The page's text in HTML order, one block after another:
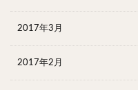
2017年3月
2017年2月